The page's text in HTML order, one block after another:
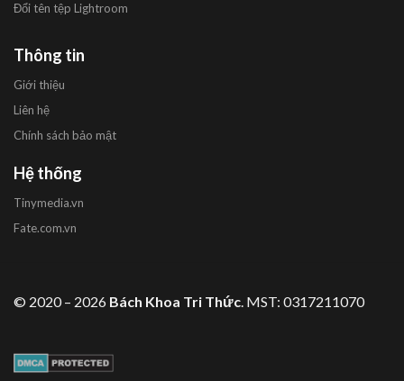
Đổi tên tệp Lightroom
Thông tin
Giới thiệu
Liên hệ
Chính sách bảo mật
Hệ thống
Tinymedia.vn
Fate.com.vn
© 2020 – 2026 Bách Khoa Tri Thức. MST: 0317211070